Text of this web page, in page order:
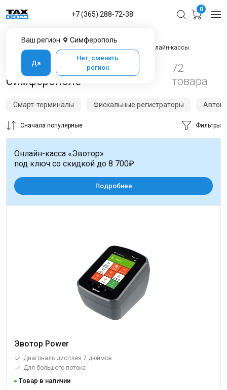
Ваш регион: Симферополь
Да
Нет, сменить
регион
+7 (365) 288-72-38
0
Онлайн-кассы
Онлайн-кассы в
Симферополе
72
товара
Смарт-терминалы Фискальные регистраторы
Сначала популярные Фильтры
Эвотор Power
Диагональ дисплея 7 дюймов
Для большого потока
Товар в наличии
Онлайн-касса «Эвотор»
под ключ со скидкой до 8 700₽
Подробнее